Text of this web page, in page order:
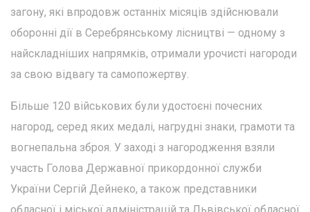
загону, які впродовж останніх місяців здійснювали
оборонні дії в Серебрянському лісництві — одному з
найскладніших напрямків, отримали урочисті нагороди
за свою відвагу та самопожертву.
Більше 120 військових були удостоєні почесних
нагород, серед яких медалі, нагрудні знаки, грамоти та
вогнепальна зброя. У заході з нагородження взяли
участь Голова Державної прикордонної служби
України Сергій Дейнеко, а також представники